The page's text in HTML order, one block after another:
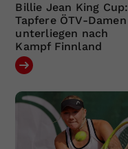
Billie Jean King Cup:
Tapfere ÖTV-Damen
unterliegen nach
Kampf Finnland